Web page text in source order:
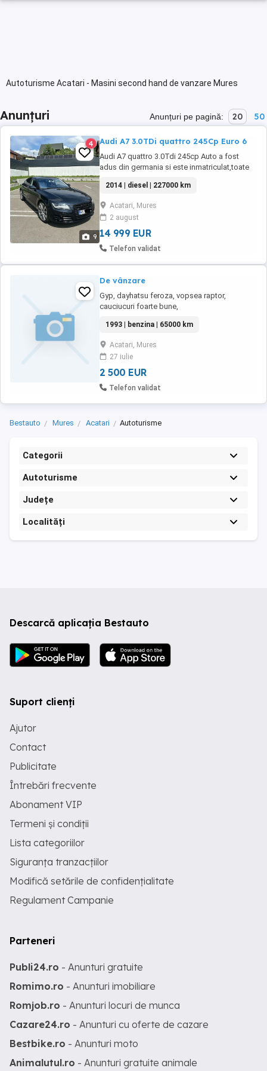
Autoturisme Acatari - Masini second hand de vanzare Mures
Anunțuri Anunțuri pe pagină: 20 50
9
4 Audi A7 3.0TDi quattro 245Cp Euro 6
Audi A7 quattro 3.0Tdi 245cp Auto a fost
adus din germania si este inmatriculat,toate
vinde doar cu perfectarea actelor. Masina
este folosita zilnic,kilometrii sunt usor in
crestere. Pret usor negociabil in limita bunului
simt. NU FAC SCHIMBURI. La 214000 ...
2014 | diesel | 227000 km
Acatari, Mures
2 august
14 999 EUR
Telefon validat
De vânzare
Gyp, dayhatsu feroza, vopsea raptor,
cauciucuri foarte bune,
1993 | benzina | 65000 km
Acatari, Mures
27 iulie
2 500 EUR
Telefon validat
Bestauto Mures Acatari Autoturisme
Categorii
Autoturisme
Județe
Localități
Descarcă aplicația Bestauto
Suport clienți
Ajutor
Contact
Publicitate
Întrebări frecvente
Abonament VIP
Termeni și condiții
Lista categoriilor
Siguranța tranzacțiilor
Modifică setările de confidențialitate
Regulament Campanie
Parteneri
Publi24.ro - Anunturi gratuite
Romimo.ro - Anunturi imobiliare
Romjob.ro - Anunturi locuri de munca
Cazare24.ro - Anunturi cu oferte de cazare
Bestbike.ro - Anunturi moto
Animalutul.ro - Anunturi gratuite animale